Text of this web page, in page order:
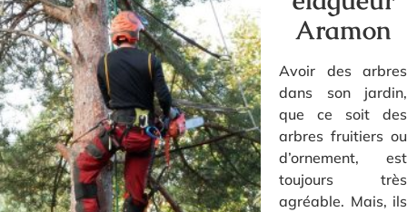
Aramon
Avoir des arbres
dans son jardin,
que ce soit des
arbres fruitiers ou
d’ornement, est
toujours très
agréable. Mais, ils